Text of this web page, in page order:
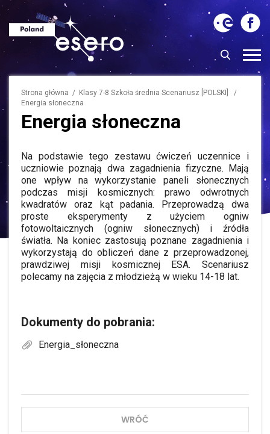
Strona główna / Klasy 7-8 Szkoła średnia Scenariusz [POLSKI] /
Energia słoneczna
Energia słoneczna
Na podstawie tego zestawu ćwiczeń uczennice i
uczniowie poznają dwa zagadnienia fizyczne. Mają
one wpływ na wykorzystanie paneli słonecznych
podczas misji kosmicznych: prawo odwrotnych
kwadratów oraz kąt padania. Przeprowadzą dwa
proste eksperymenty z użyciem ogniw
fotowoltaicznych (ogniw słonecznych) i źródła
światła. Na koniec zastosują poznane zagadnienia i
wykorzystają do obliczeń dane z przeprowadzonej,
prawdziwej misji kosmicznej ESA. Scenariusz
polecamy na zajęcia z młodzieżą w wieku 14-18 lat.
Dokumenty do pobrania:
Energia_słoneczna
WRÓĆ